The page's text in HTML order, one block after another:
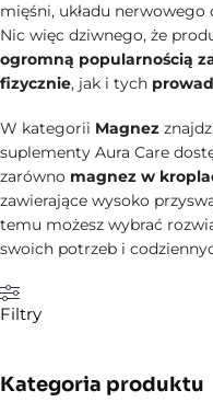
mięśni, układu
Nic więc dziwnego, że
ogromną popularnością
fizycznie, jak i tych
W kategorii Magnez
suplementy Aura Care
zarówno magnez w
zawierające wysoko
temu możesz wybrać
swoich potrzeb i
Filtry
Kategoria produktu